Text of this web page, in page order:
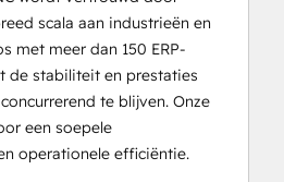
scala aan industrieën en
met meer dan 150 ERP-
de stabiliteit en prestaties
te blijven. Onze
een soepele
operationele efficiëntie.